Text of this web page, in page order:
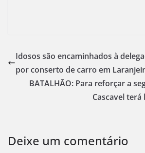
Idosos são encaminhados à
por conserto de carro em
BATALHÃO: Para reforçar a
Cascavel terá
Deixe um comentário